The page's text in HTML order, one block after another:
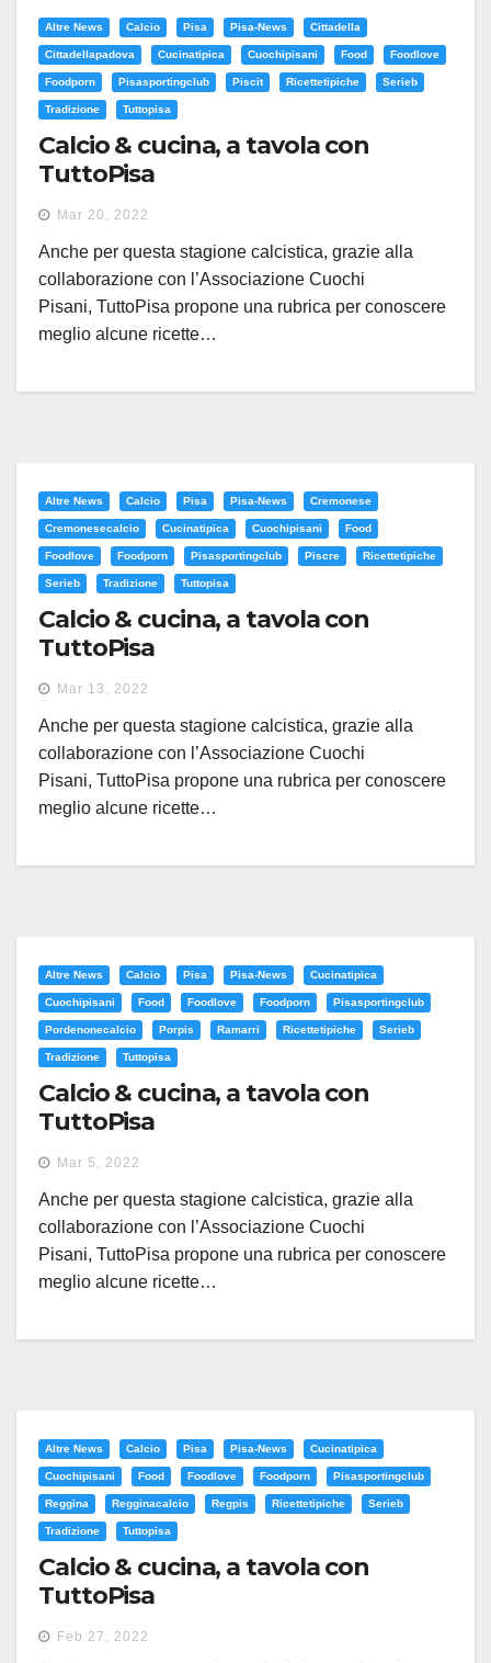
Altre News Calcio Pisa Pisa-News Cittadella
Cittadellapadova Cucinatipica Cuochipisani Food Foodlove
Foodporn Pisasportingclub Piscit Ricettetipiche Serieb
Tradizione Tuttopisa
Calcio & cucina, a tavola con
TuttoPisa
Mar 20, 2022
Anche per questa stagione calcistica, grazie alla
collaborazione con l’Associazione Cuochi
Pisani, TuttoPisa propone una rubrica per conoscere
meglio alcune ricette…
Altre News Calcio Pisa Pisa-News Cremonese
Cremonesecalcio Cucinatipica Cuochipisani Food
Foodlove Foodporn Pisasportingclub Piscre Ricettetipiche
Serieb Tradizione Tuttopisa
Calcio & cucina, a tavola con
TuttoPisa
Mar 13, 2022
Anche per questa stagione calcistica, grazie alla
collaborazione con l’Associazione Cuochi
Pisani, TuttoPisa propone una rubrica per conoscere
meglio alcune ricette…
Altre News Calcio Pisa Pisa-News Cucinatipica
Cuochipisani Food Foodlove Foodporn Pisasportingclub
Pordenonecalcio Porpis Ramarri Ricettetipiche Serieb
Tradizione Tuttopisa
Calcio & cucina, a tavola con
TuttoPisa
Mar 5, 2022
Anche per questa stagione calcistica, grazie alla
collaborazione con l’Associazione Cuochi
Pisani, TuttoPisa propone una rubrica per conoscere
meglio alcune ricette…
Altre News Calcio Pisa Pisa-News Cucinatipica
Cuochipisani Food Foodlove Foodporn Pisasportingclub
Reggina Regginacalcio Regpis Ricettetipiche Serieb
Tradizione Tuttopisa
Calcio & cucina, a tavola con
TuttoPisa
Feb 27, 2022